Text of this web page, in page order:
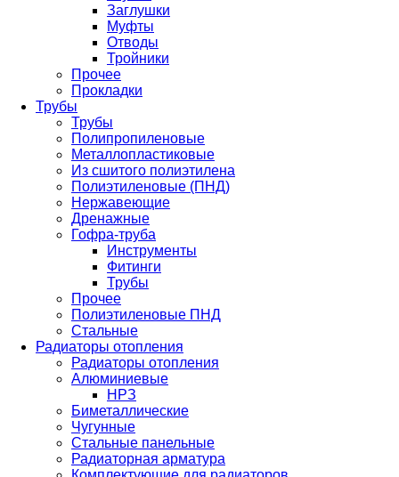
Заглушки
Муфты
Отводы
Тройники
Прочее
Прокладки
Трубы
Трубы
Полипропиленовые
Металлопластиковые
Из сшитого полиэтилена
Полиэтиленовые (ПНД)
Нержавеющие
Дренажные
Гофра-труба
Инструменты
Фитинги
Трубы
Прочее
Полиэтиленовые ПНД
Стальные
Радиаторы отопления
Радиаторы отопления
Алюминиевые
НРЗ
Биметаллические
Чугунные
Стальные панельные
Радиаторная арматура